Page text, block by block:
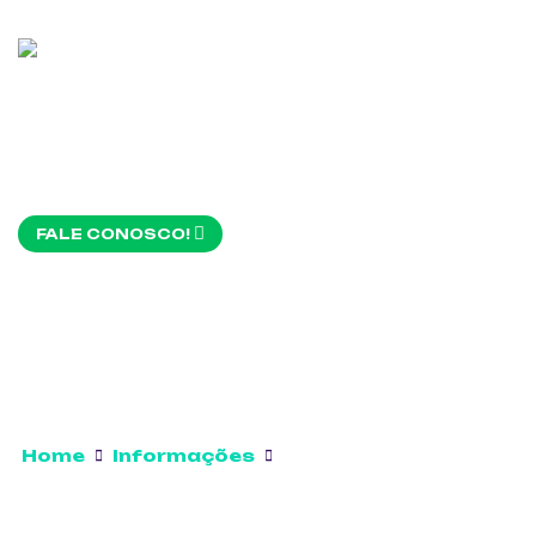
FALE CONOSCO!
Home Informações